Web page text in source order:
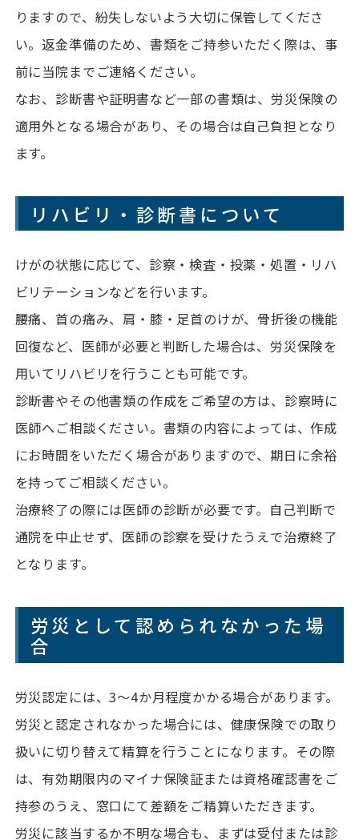
りますので、紛失しないよう大切に保管してくださ
い。返金準備のため、書類をご持参いただく際は、事
前に当院までご連絡ください。
なお、診断書や証明書など一部の書類は、労災保険の
適用外となる場合があり、その場合は自己負担となり
ます。
リハビリ・診断書について
けがの状態に応じて、診察・検査・投薬・処置・リハ
ビリテーションなどを行います。
腰痛、首の痛み、肩・膝・足首のけが、骨折後の機能
回復など、医師が必要と判断した場合は、労災保険を
用いてリハビリを行うことも可能です。
診断書やその他書類の作成をご希望の方は、診察時に
医師へご相談ください。書類の内容によっては、作成
にお時間をいただく場合がありますので、期日に余裕
を持ってご相談ください。
治療終了の際には医師の診断が必要です。自己判断で
通院を中止せず、医師の診察を受けたうえで治療終了
となります。
労災として認められなかった場
合
労災認定には、3〜4か月程度かかる場合があります。
労災と認定されなかった場合には、健康保険での取り
扱いに切り替えて精算を行うことになります。その際
は、有効期限内のマイナ保険証または資格確認書をご
持参のうえ、窓口にて差額をご精算いただきます。
労災に該当するか不明な場合も、まずは受付または診